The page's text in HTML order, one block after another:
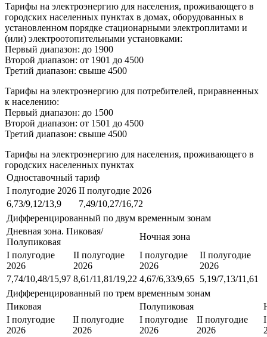
Тарифы на электроэнергию для населения, проживающего в
городских населенных пунктах в домах, оборудованных в
установленном порядке стационарными электроплитами и
(или) электроотопительными установками:
Первый диапазон: до 1900
Второй диапазон: от 1901 до 4500
Третий диапазон: свыше 4500
Тарифы на электроэнергию для потребителей, приравненных
к населению:
Первый диапазон: до 1500
Второй диапазон: от 1501 до 4500
Третий диапазон: свыше 4500
Тарифы на электроэнергию для населения, проживающего в
городских населенных пунктах
Одноставочный тариф
I полугодие 2026 II полугодие 2026
6,73/9,12/13,9
7,49/10,27/16,72
Дифференцированный по двум временным зонам
Дневная зона. Пиковая/
Полупиковая
Ночная зона
I полугодие
2026
II полугодие
2026
I полугодие
2026
II полугодие
2026
7,74/10,48/15,97 8,61/11,81/19,22 4,67/6,33/9,65 5,19/7,13/11,61
Дифференцированный по трем временным зонам
Пиковая
Полупиковая
I полугодие
2026
II полугодие
2026
I полугодие
2026
II полугодие
2026